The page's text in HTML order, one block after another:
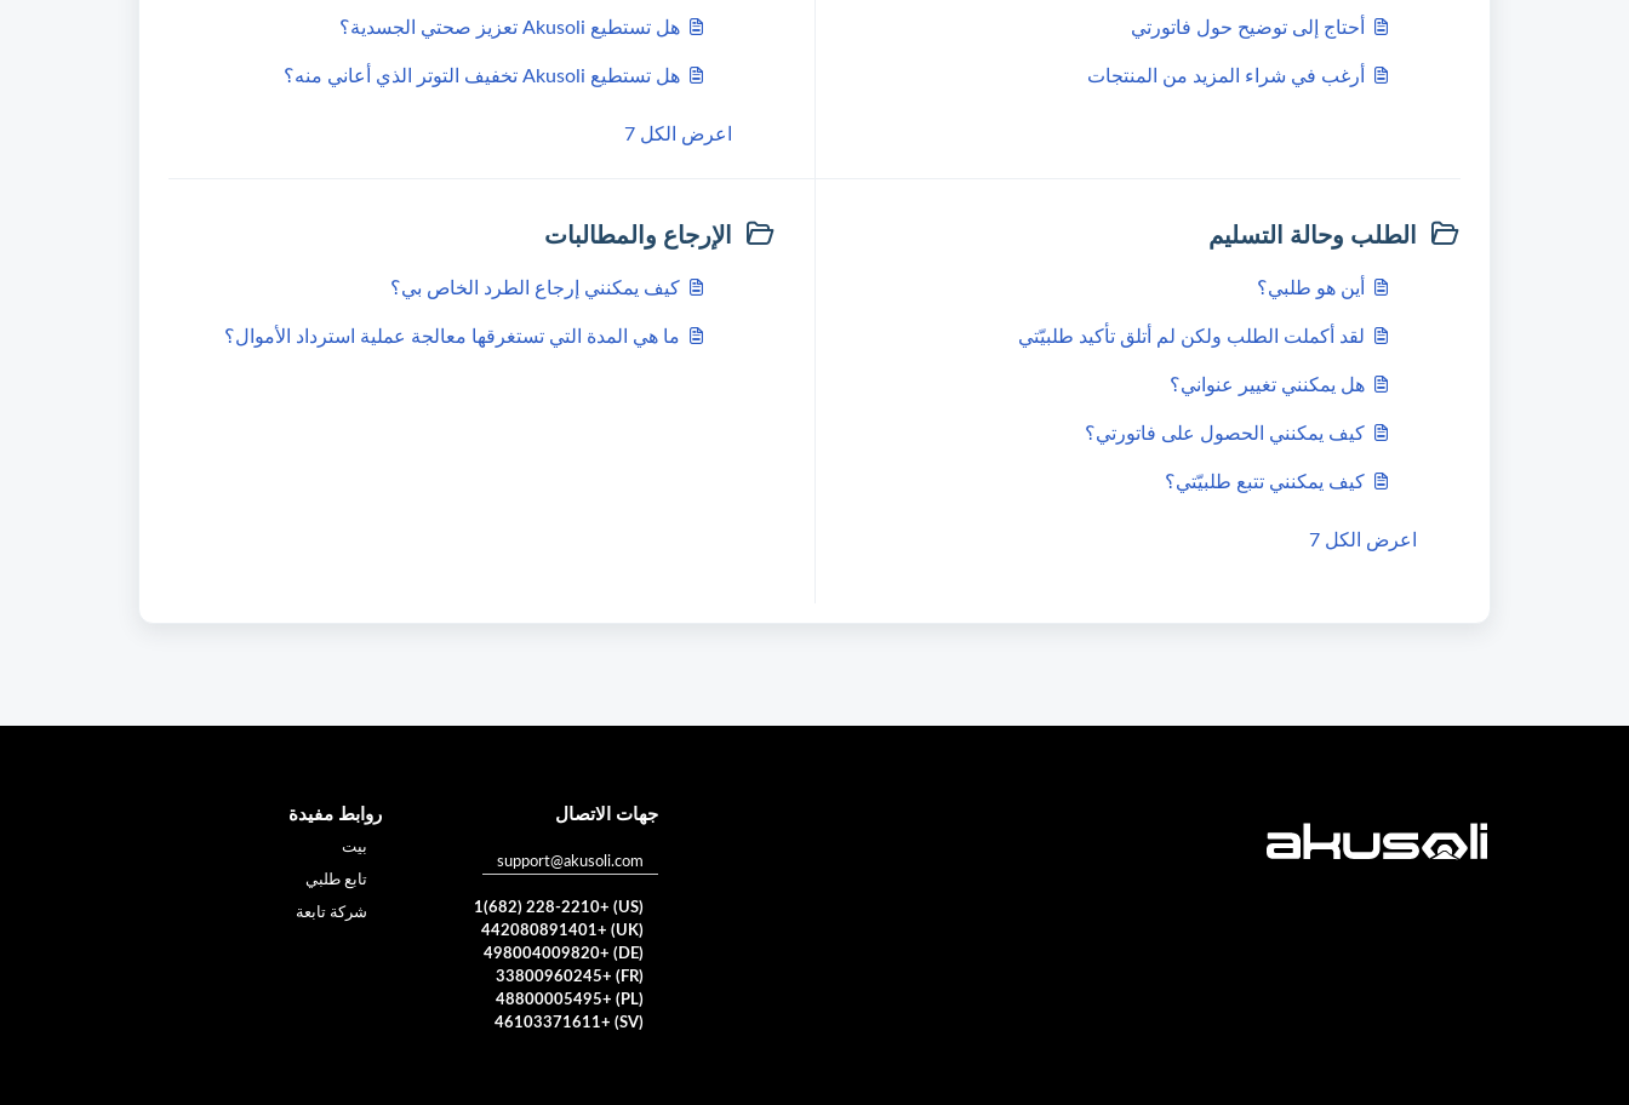
أحتاج إلى توضيح حول فاتورتي
أرغب في شراء المزيد من المنتجات
هل تستطيع Akusoli تعزيز صحتي الجسدية؟
هل تستطيع Akusoli تخفيف التوتر الذي أعاني منه؟
اعرض الكل 7
الطلب وحالة التسليم
أين هو طلبي؟
لقد أكملت الطلب ولكن لم أتلق تأكيد طلبيّتي
هل يمكنني تغيير عنواني؟
كيف يمكنني الحصول على فاتورتي؟
كيف يمكنني تتبع طلبيّتي؟
اعرض الكل 7
الإرجاع والمطالبات
كيف يمكنني إرجاع الطرد الخاص بي؟
ما هي المدة التي تستغرقها معالجة عملية استرداد الأموال؟
جهات الاتصال
support@akusoli.com
(US) +1(682) 228-2210
(UK) +442080891401
(DE) +498004009820
(FR) +33800960245
(PL) +48800005495
(SV) +46103371611
روابط مفيدة
بيت
تابع طلبي
شركة تابعة